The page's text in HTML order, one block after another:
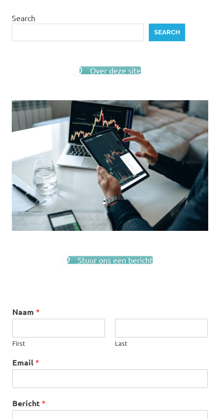
Search
SEARCH
Over deze site
Stuur ons een bericht
Naam *
First Last
Email *
Bericht *